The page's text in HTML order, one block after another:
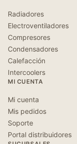
Radiadores
Electroventiladores
Compresores
Condensadores
Calefacción
Intercoolers
MI CUENTA
Mi cuenta
Mis pedidos
Soporte
Portal distribuidores